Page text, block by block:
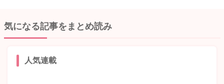
気になる記事をまとめ読み
人気連載